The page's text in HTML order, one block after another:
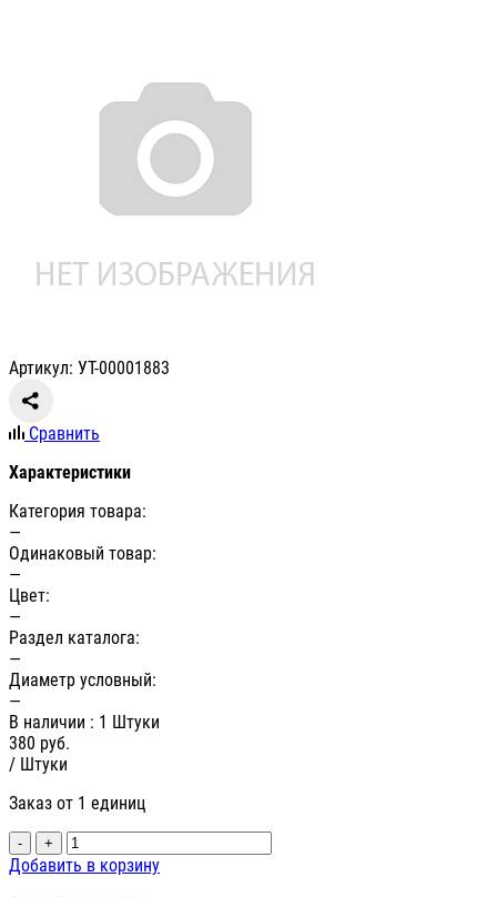
Артикул: УТ-00001883
Сравнить
Характеристики
Категория товара:
—
Одинаковый товар:
—
Цвет:
—
Раздел каталога:
—
Диаметр условный:
—
В наличии : 1 Штуки
380 руб.
/ Штуки
Заказ от 1 единиц
- +
Добавить в корзину